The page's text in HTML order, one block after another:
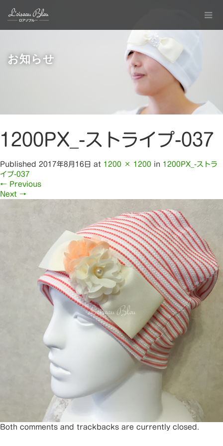
お知らせ
1200PX_-ストライプ-037
Published 2017年8月16日 at 1200 × 1200 in 1200PX_-ストラ
イプ-037
← Previous
Next →
Both comments and trackbacks are currently closed.